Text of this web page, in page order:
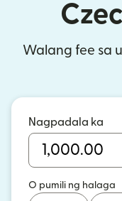
Walang fee sa
Nagpadala ka
O pumili ng halaga